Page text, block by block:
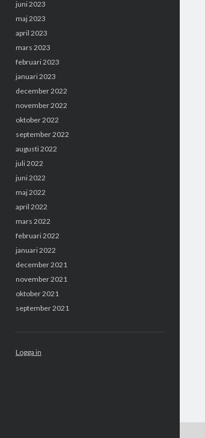
juni 2023
maj 2023
april 2023
mars 2023
februari 2023
januari 2023
december 2022
november 2022
oktober 2022
september 2022
augusti 2022
juli 2022
juni 2022
maj 2022
april 2022
mars 2022
februari 2022
januari 2022
december 2021
november 2021
oktober 2021
september 2021
Logga in